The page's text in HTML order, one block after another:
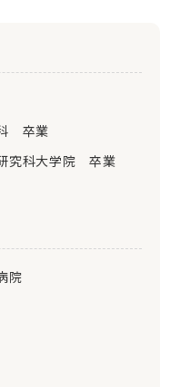
卒業
究科大学院 卒業
院